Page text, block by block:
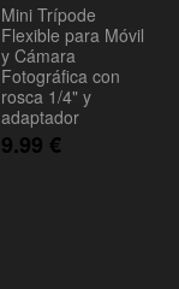
Mini Trípode
Flexible para Móvil
y Cámara
Fotográfica con
rosca 1/4" y
adaptador
9.99 €